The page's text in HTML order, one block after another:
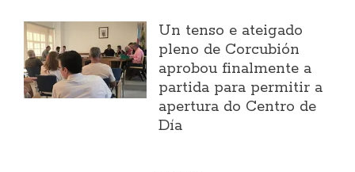
Un tenso e ateigado
pleno de Corcubión
aprobou finalmente a
partida para permitir a
apertura do Centro de
Día